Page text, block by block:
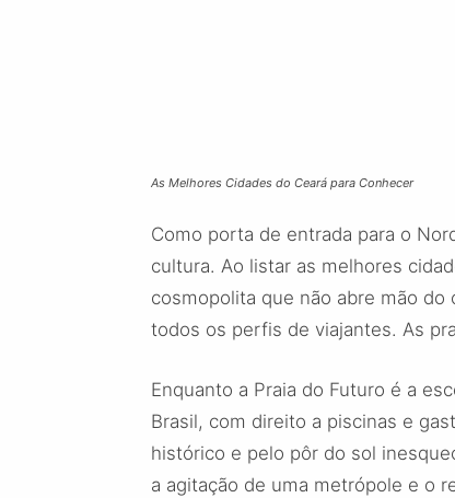
As Melhores Cidades do Ceará para Conhecer
Como porta de entrada para o
cultura. Ao listar as melhores
cosmopolita que não abre mão
todos os perfis de viajantes. As
Enquanto a Praia do Futuro é a
Brasil, com direito a piscinas e
histórico e pelo pôr do sol
a agitação de uma metrópole e o